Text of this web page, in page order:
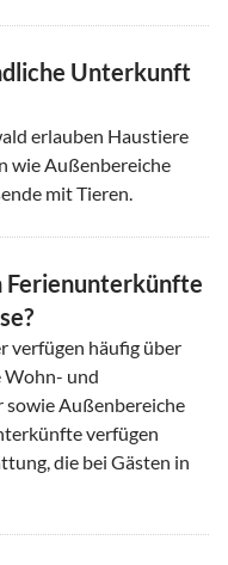
Unterkunft
erlauben Haustiere
wie Außenbereiche
mit Tieren.
Ferienunterkünfte
verfügen häufig über
Wohn- und
sowie Außenbereiche
verfügen
die bei Gästen in